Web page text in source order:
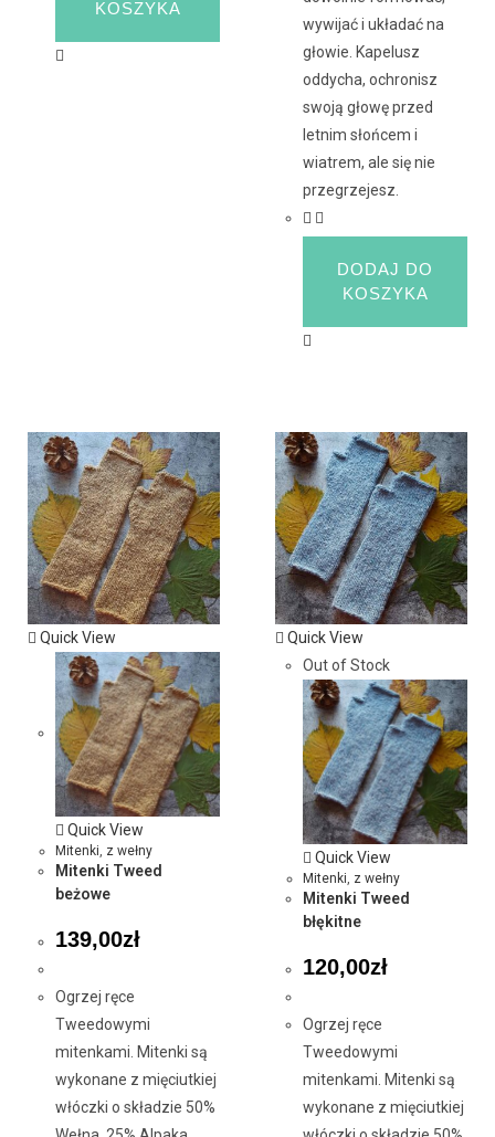
KOSZYKA
wywijać i układać na
głowie. Kapelusz
oddycha, ochronisz
swoją głowę przed
letnim słońcem i
wiatrem, ale się nie
przegrzejesz.
DODAJ DO
KOSZYKA
Quick View
Quick View
Mitenki z wełny
Mitenki Tweed
beżowe
139,00zł
Ogrzej ręce
Tweedowymi
mitenkami. Mitenki są
wykonane z mięciutkiej
włóczki o składzie 50%
Quick View
Out of Stock
Quick View
Mitenki z wełny
Mitenki Tweed
błękitne
120,00zł
Ogrzej ręce
Tweedowymi
mitenkami. Mitenki są
wykonane z mięciutkiej